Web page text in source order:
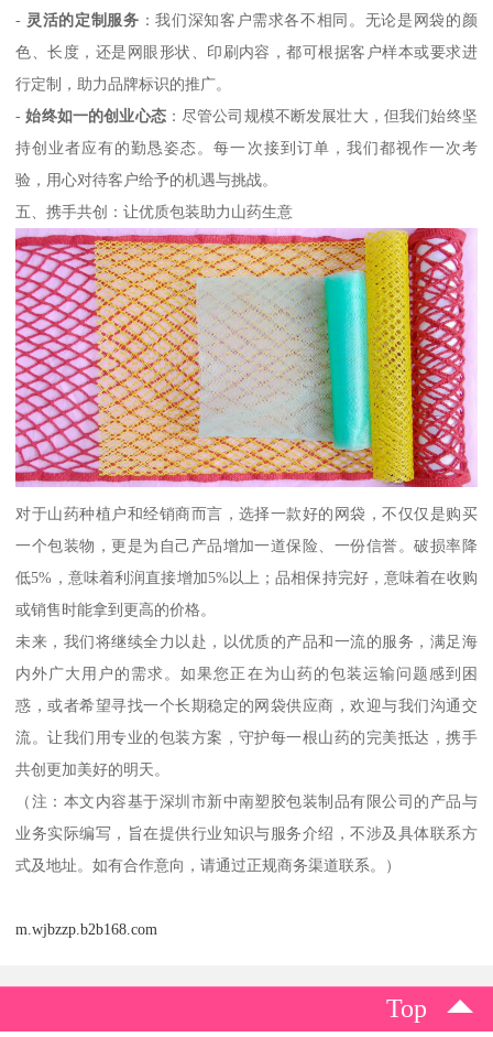
- 灵活的定制服务 ：我们深知客户需求各不相同。无论是网袋的颜
色、长度，还是网眼形状、印刷内容，都可根据客户样本或要求进
行定制，助力品牌标识的推广。
-始终如一的创业心态：尽管公司规模不断发展壮大，但我们始终坚
持创业者应有的勤恳姿态。每一次接到订单，我们都视作一次考
验，用心对待客户给予的机遇与挑战。
五、携手共创：让优质包装助力山药生意
对于山药种植户和经销商而言，选择一款好的网袋，不仅仅是购买
一个包装物，更是为自己产品增加一道保险、一份信誉。破损率降
低5%，意味着利润直接增加5%以上；品相保持完好，意味着在收购
或销售时能拿到更高的价格。
未来，我们将继续全力以赴，以优质的产品和一流的服务，满足海
内外广大用户的需求。如果您正在为山药的包装运输问题感到困
惑，或者希望寻找一个长期稳定的网袋供应商，欢迎与我们沟通交
流。让我们用专业的包装方案，守护每一根山药的完美抵达，携手
共创更加美好的明天。
（注：本文内容基于深圳市新中南塑胶包装制品有限公司的产品与
业务实际编写，旨在提供行业知识与服务介绍，不涉及具体联系方
式及地址。如有合作意向，请通过正规商务渠道联系。）
m.wjbzzp.b2b168.com
Top